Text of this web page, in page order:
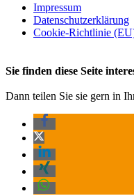
Impressum
Datenschutz­erklärung
Cookie-Richtlinie
Sie finden diese Seite
Dann teilen Sie sie gern in